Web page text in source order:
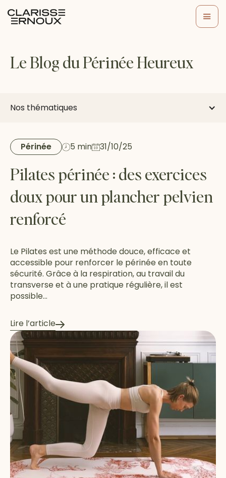
Le Blog du Périnée Heureux
Nos thématiques
Périnée 5 min 31/10/25
Pilates périnée : des exercices
doux pour un plancher pelvien
renforcé
Le Pilates est une méthode douce, efficace et
accessible pour renforcer le périnée en toute
sécurité. Grâce à la respiration, au travail du
transverse et à une pratique régulière, il est
possible...
Lire l’article